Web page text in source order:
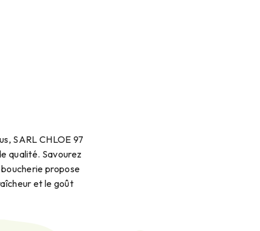
SARL CHLOE 97
qualité. Savourez
propose
et le goût